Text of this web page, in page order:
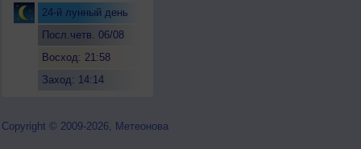
24-й лунный день
Посл.четв. 06/08
Восход: 21:58
Заход: 14:14
Copyright © 2009-2026, Метеонова